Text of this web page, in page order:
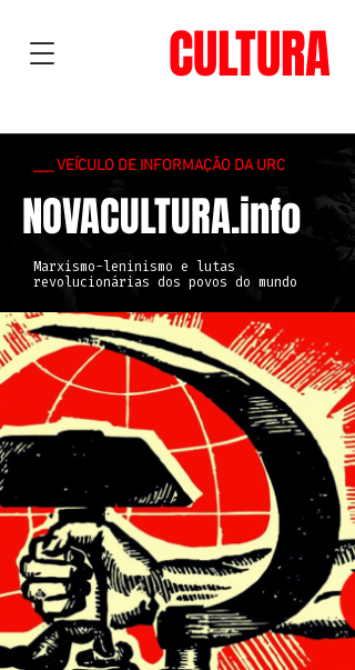
CULTURA
___ VEÍCULO DE INFORMAÇÃO DA URC
NOVACULTURA.info
Marxismo-leninismo e lutas
revolucionárias dos povos do mundo